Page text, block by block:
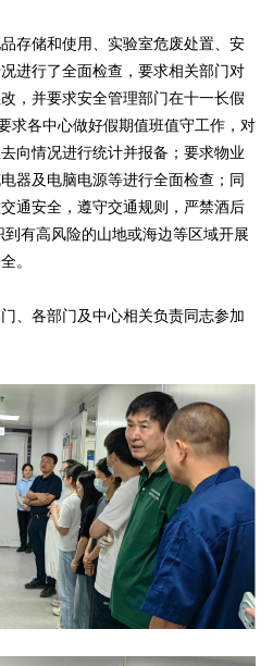
存储和使用、实验室危废处置、安
进行了全面检查，要求相关部门对
，并要求安全管理部门在十一长假
求各中心做好假期值班值守工作，对
向情况进行统计并报备；要求物业
器及电脑电源等进行全面检查；同
通安全，遵守交通规则，严禁酒后
有高风险的山地或海边等区域开展
。
、各部门及中心相关负责同志参加